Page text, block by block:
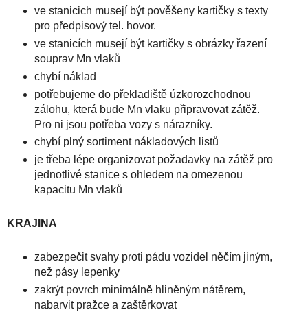
ve stanicich musejí být pověšeny kartičky s texty
pro předpisový tel. hovor.
ve stanicích musejí být kartičky s obrázky řazení
souprav Mn vlaků
chybí náklad
potřebujeme do překladiště úzkorozchodnou
zálohu, která bude Mn vlaku připravovat zátěž.
Pro ni jsou potřeba vozy s nárazníky.
chybí plný sortiment nákladových listů
je třeba lépe organizovat požadavky na zátěž pro
jednotlivé stanice s ohledem na omezenou
kapacitu Mn vlaků
KRAJINA
zabezpečit svahy proti pádu vozidel něčím jiným,
než pásy lepenky
zakrýt povrch minimálně hliněným nátěrem,
nabarvit pražce a zaštěrkovat